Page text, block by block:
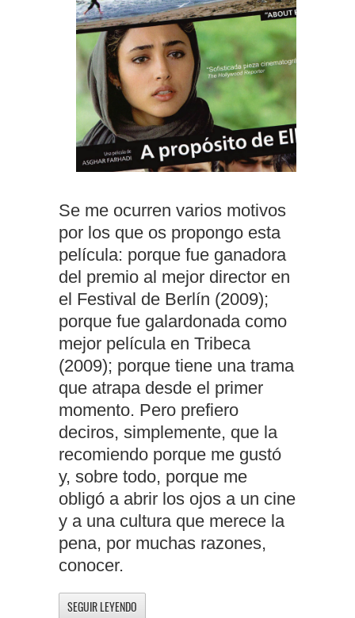
Se me ocurren varios motivos
por los que os propongo esta
película: porque fue ganadora
del premio al mejor director en
el Festival de Berlín (2009);
porque fue galardonada como
mejor película en Tribeca
(2009); porque tiene una trama
que atrapa desde el primer
momento. Pero prefiero
deciros, simplemente, que la
recomiendo porque me gustó
y, sobre todo, porque me
obligó a abrir los ojos a un cine
y a una cultura que merece la
pena, por muchas razones,
conocer.
SEGUIR LEYENDO